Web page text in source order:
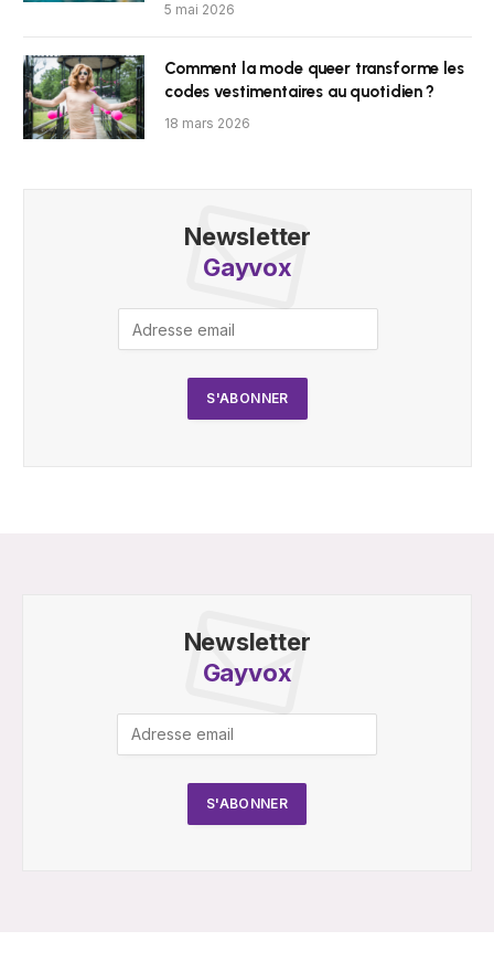
5 mai 2026
Comment la mode queer transforme les
codes vestimentaires au quotidien ?
18 mars 2026
Newsletter
Gayvox
Newsletter
Gayvox